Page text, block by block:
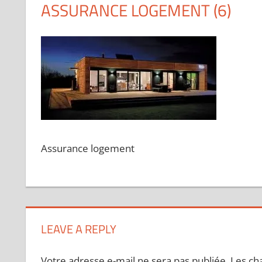
ASSURANCE LOGEMENT (6)
Assurance logement
LEAVE A REPLY